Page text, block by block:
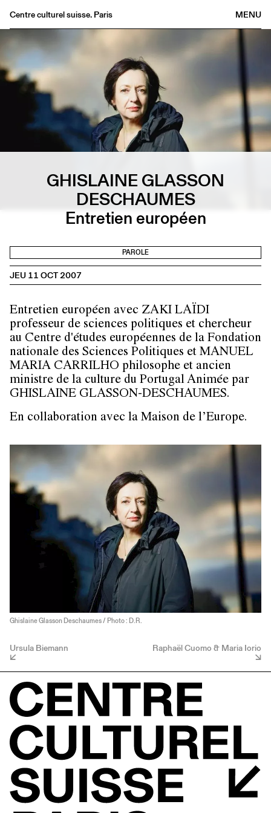
MENU
Centre culturel suisse. Paris
Agenda
Librairie
Buvette
Archives
Médiathèque
Informations
GHISLAINE GLASSON
DESCHAUMES
Entretien européen
PAROLE
JEU 11 OCT 2007
Entretien européen avec ZAKI LAÏDI
professeur de sciences politiques et chercheur
au Centre d'études européennes de la Fondation
nationale des Sciences Politiques et MANUEL
MARIA CARRILHO philosophe et ancien
ministre de la culture du Portugal Animée par
GHISLAINE GLASSON-DESCHAUMES.
En collaboration avec la Maison de l’Europe.
Ghislaine Glasson Deschaumes / Photo : D.R.
Ursula Biemann Raphaël Cuomo & Maria Iorio